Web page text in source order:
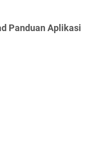
Panduan Aplikasi